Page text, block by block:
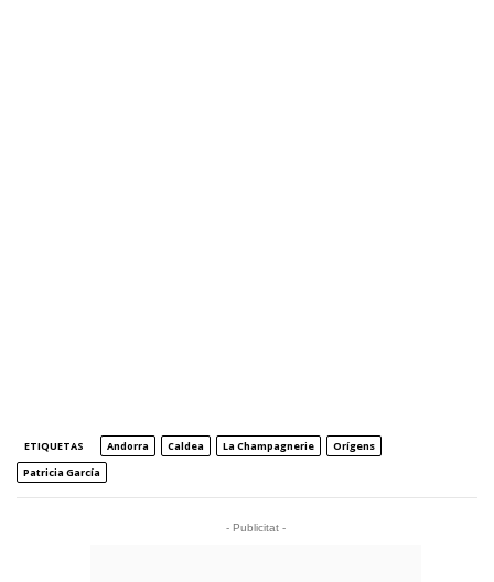
ETIQUETAS Andorra Caldea La Champagnerie
Orígens
Patricia García
- Publicitat -